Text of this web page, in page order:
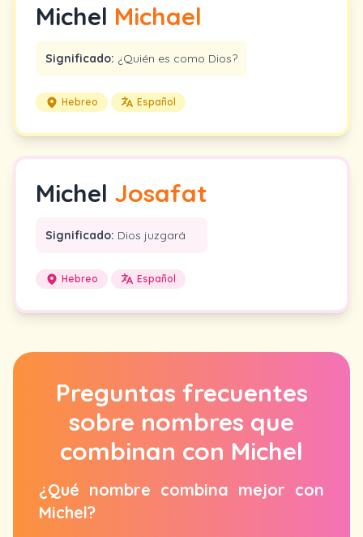
Michel Michael
Significado: ¿Quién es como Dios?
Hebreo Español
Michel Josafat
Significado: Dios juzgará
Hebreo Español
Preguntas frecuentes
sobre nombres que
combinan con Michel
¿Qué nombre combina mejor con
Michel?